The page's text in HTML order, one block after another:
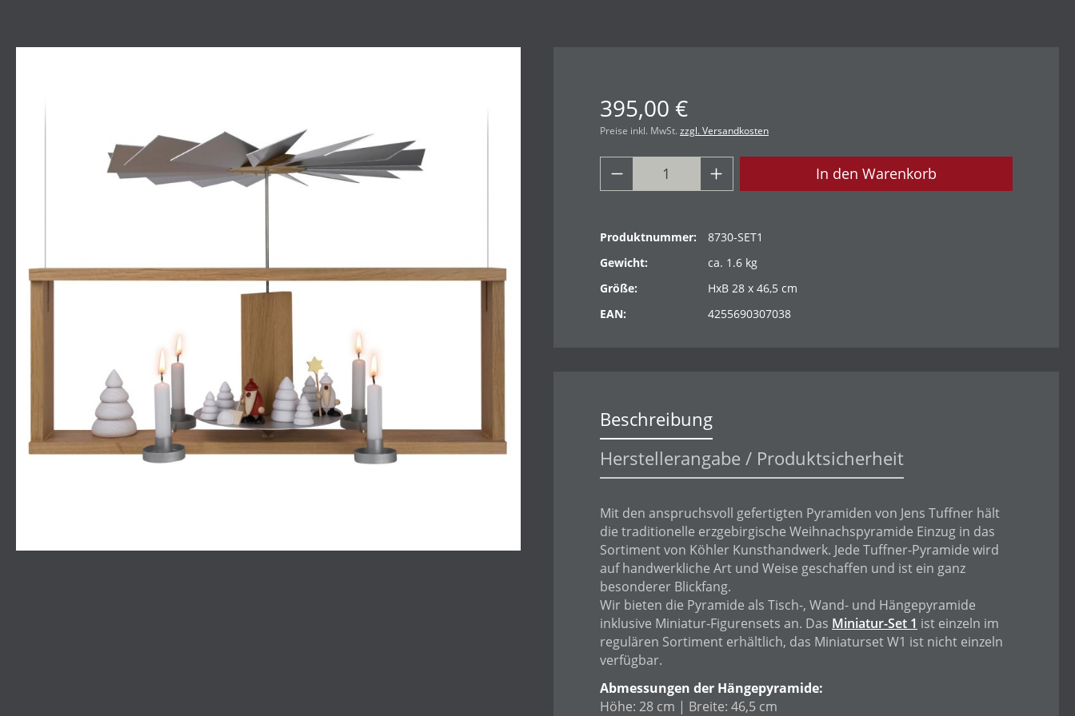
395,00 €
Preise inkl. MwSt. zzgl. Versandkosten
In den Warenkorb
Produktnummer:
8730-SET1
Gewicht:
ca. 1.6 kg
Größe:
HxB 28 x 46,5 cm
EAN:
4255690307038
Beschreibung
Herstellerangabe / Produktsicherheit
Mit den anspruchsvoll gefertigten Pyramiden von Jens Tuffner hält
die traditionelle erzgebirgische Weihnachspyramide Einzug in das
Sortiment von Köhler Kunsthandwerk. Jede Tuffner-Pyramide wird
auf handwerkliche Art und Weise geschaffen und ist ein ganz
besonderer Blickfang.
Wir bieten die Pyramide als Tisch-, Wand- und Hängepyramide
inklusive Miniatur-Figurensets an. Das Miniatur-Set 1 ist einzeln im
regulären Sortiment erhältlich, das Miniaturset W1 ist nicht einzeln
verfügbar.
Abmessungen der Hängepyramide:
Höhe: 28 cm | Breite: 46,5 cm